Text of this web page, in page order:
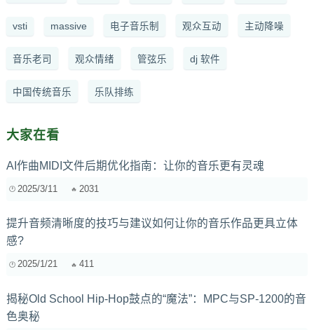
vsti massive 电子音乐制 观众互动 主动降噪
音乐老司 观众情绪 管弦乐 dj 软件
中国传统音乐 乐队排练
大家在看
AI作曲MIDI文件后期优化指南：让你的音乐更有灵魂
2025/3/11 2031
提升音频清晰度的技巧与建议如何让你的音乐作品更具立体
感?
2025/1/21 411
揭秘Old School Hip-Hop鼓点的“魔法”：MPC与SP-1200的音
色奥秘